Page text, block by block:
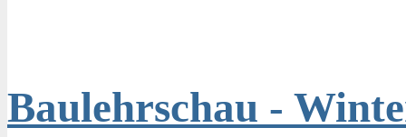
Baulehrschau -